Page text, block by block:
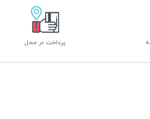
پرداخت در محل